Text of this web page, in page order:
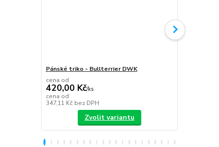
Pánské triko - Bullterrier DWK
cena od
420,00 Kč/ks
cena od
347,11 Kč bez DPH
Zvolit variantu